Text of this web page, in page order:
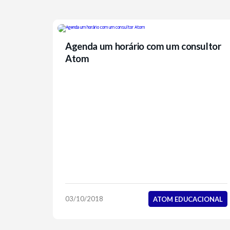
Agenda um horário com um consultor
Atom
03/10/2018 ATOM EDUCACIONAL